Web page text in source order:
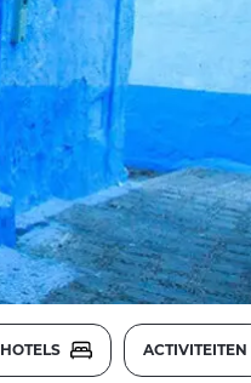
HOTELS ACTIVITEITEN